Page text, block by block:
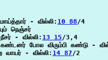
- வில்லி: 10 88/4
நெஞ்சர்
- வில்லி:
13 15/3,4
போல விரும்பி கண்டு -
வாயர் - வில்லி: 14 87/2